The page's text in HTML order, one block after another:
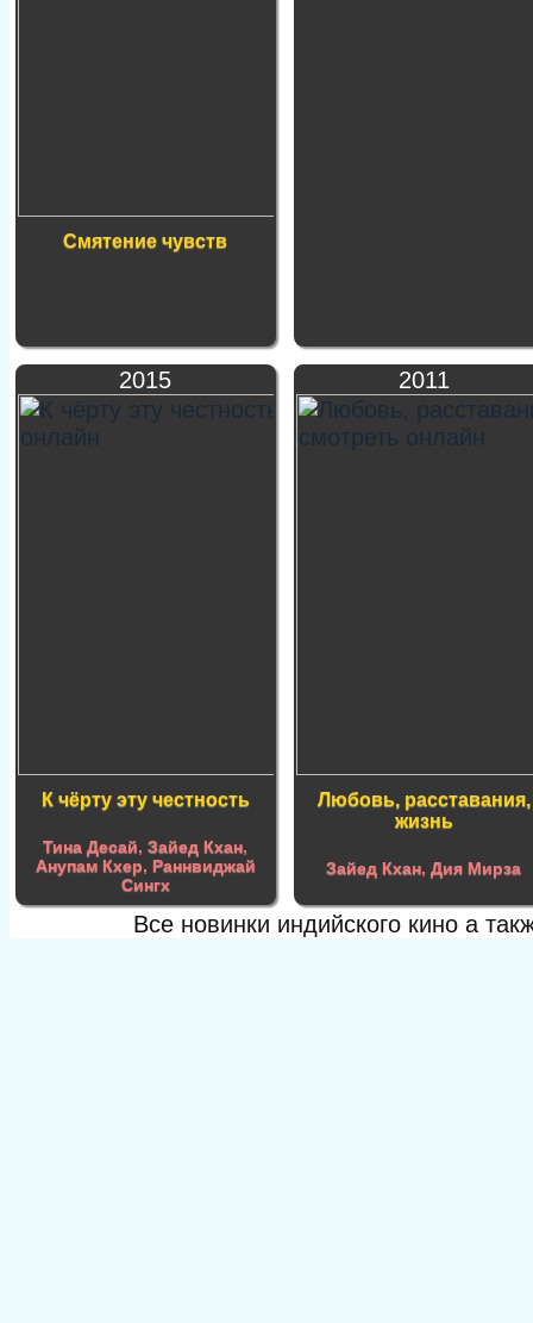
Смятение чувств
2015
К чёрту эту честность
Тина Десай,Зайед Кхан,
Анупам Кхер, Раннвиджай
Сингх
2011
Любовь, расставания,
жизнь
Зайед Кхан,Дия Мирза
Все новинки индийского кино а